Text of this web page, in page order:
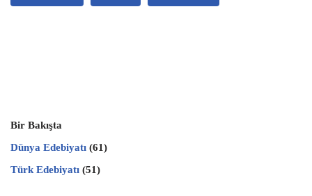
Bir Bakışta
Dünya Edebiyatı (61)
Türk Edebiyatı (51)